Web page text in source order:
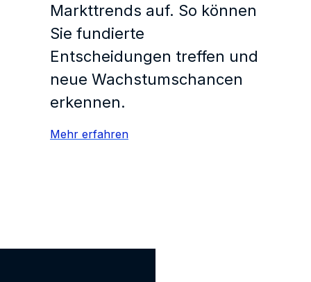
Markttrends auf. So können
Sie fundierte
Entscheidungen treffen und
neue Wachstumschancen
erkennen.
Mehr erfahren